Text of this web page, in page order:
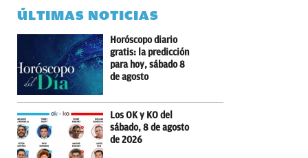
ÚLTIMAS NOTICIAS
Horóscopo diario
gratis: la predicción
para hoy, sábado 8
de agosto
Los OK y KO del
sábado, 8 de agosto
de 2026